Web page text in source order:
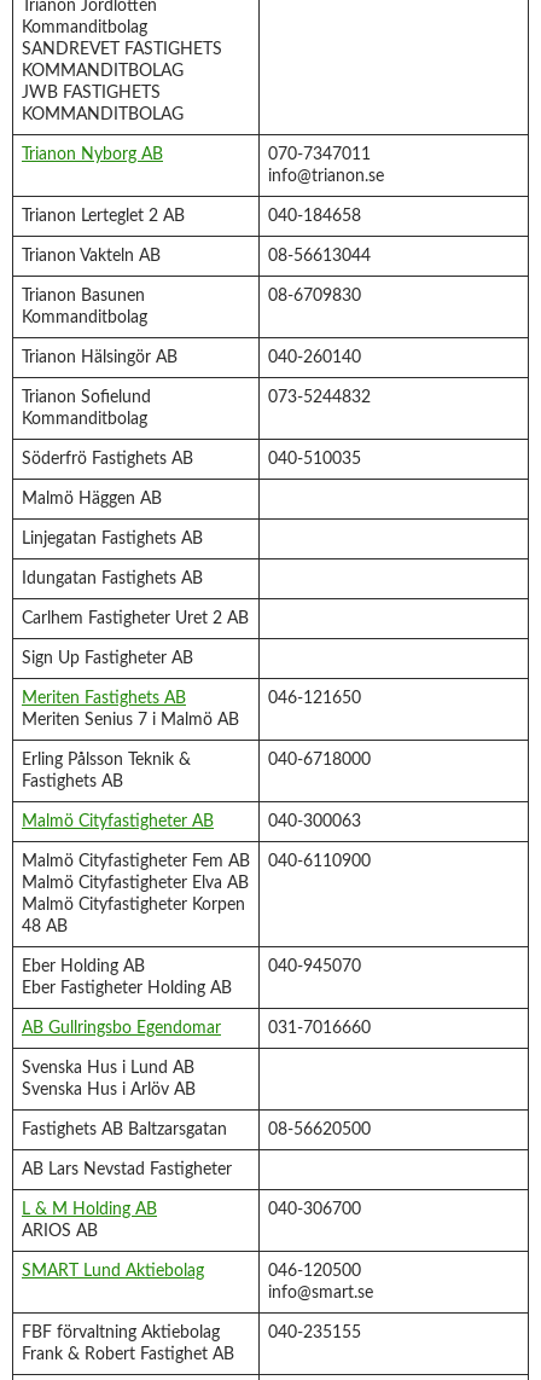
Trianon Jordlotten
Kommanditbolag
SANDREVET FASTIGHETS
KOMMANDITBOLAG
JWB FASTIGHETS
KOMMANDITBOLAG
Trianon Nyborg AB
070-7347011
info@trianon.se
Trianon Lerteglet 2 AB 040-184658
Trianon Vakteln AB 08-56613044
Trianon Basunen
Kommanditbolag
08-6709830
Trianon Hälsingör AB 040-260140
Trianon Sofielund
Kommanditbolag
073-5244832
Söderfrö Fastighets AB 040-510035
Malmö Häggen AB
Linjegatan Fastighets AB
Idungatan Fastighets AB
Carlhem Fastigheter Uret 2 AB
Sign Up Fastigheter AB
Meriten Fastighets AB
Meriten Senius 7 i Malmö AB
046-121650
Erling Pålsson Teknik &
Fastighets AB
040-6718000
Malmö Cityfastigheter AB 040-300063
Malmö Cityfastigheter Fem AB
Malmö Cityfastigheter Elva AB
Malmö Cityfastigheter Korpen
48 AB
040-6110900
Eber Holding AB
Eber Fastigheter Holding AB
040-945070
AB Gullringsbo Egendomar 031-7016660
Svenska Hus i Lund AB
Svenska Hus i Arlöv AB
Fastighets AB Baltzarsgatan 08-56620500
AB Lars Nevstad Fastigheter
L & M Holding AB
ARIOS AB
040-306700
SMART Lund Aktiebolag
046-120500
info@smart.se
FBF förvaltning Aktiebolag
Frank & Robert Fastighet AB
040-235155